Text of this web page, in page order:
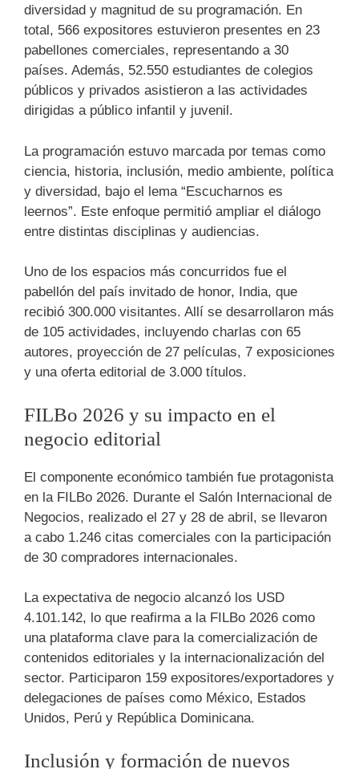
diversidad y magnitud de su programación. En
total, 566 expositores estuvieron presentes en 23
pabellones comerciales, representando a 30
países. Además, 52.550 estudiantes de colegios
públicos y privados asistieron a las actividades
dirigidas a público infantil y juvenil.
La programación estuvo marcada por temas como
ciencia, historia, inclusión, medio ambiente, política
y diversidad, bajo el lema “Escucharnos es
leernos”. Este enfoque permitió ampliar el diálogo
entre distintas disciplinas y audiencias.
Uno de los espacios más concurridos fue el
pabellón del país invitado de honor, India, que
recibió 300.000 visitantes. Allí se desarrollaron más
de 105 actividades, incluyendo charlas con 65
autores, proyección de 27 películas, 7 exposiciones
y una oferta editorial de 3.000 títulos.
FILBo 2026 y su impacto en el
negocio editorial
El componente económico también fue protagonista
en la FILBo 2026. Durante el Salón Internacional de
Negocios, realizado el 27 y 28 de abril, se llevaron
a cabo 1.246 citas comerciales con la participación
de 30 compradores internacionales.
La expectativa de negocio alcanzó los USD
4.101.142, lo que reafirma a la FILBo 2026 como
una plataforma clave para la comercialización de
contenidos editoriales y la internacionalización del
sector. Participaron 159 expositores/exportadores y
delegaciones de países como México, Estados
Unidos, Perú y República Dominicana.
Inclusión y formación de nuevos